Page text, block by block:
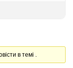
в темі .